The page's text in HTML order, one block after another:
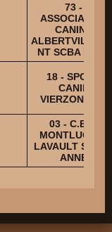
73 -
ASSOCIATION
CANINE
NT SCBA Ech 3
18 - SPORT
CANIN
VIERZONNAIS
03 - C.E.C.
MONTLUCON-
LAVAULT
ANNE